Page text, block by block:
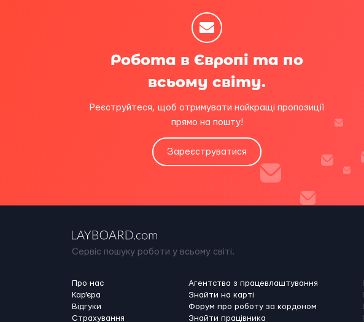
Робота в Європі та по
всьому світу.
Реєструйтеся, щоб отримувати найкращі пропозиції
прямо на пошту!
Зареєструватися
Сервіс пошуку роботи у всьому світі.
Про нас
Кар'єра
Відгуки
Страхування
Агентства з працевлаштування
Знайти на карті
Форум про роботу за кордоном
Знайти працівника